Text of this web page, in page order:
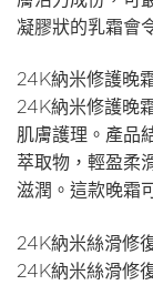
凝膠狀的乳霜會
24K納米修護晚
24K納米修護晚
肌膚護理。產品
萃取物，輕盈柔
滋潤。這款晚霜
24K納米絲滑修
24K納米絲滑修